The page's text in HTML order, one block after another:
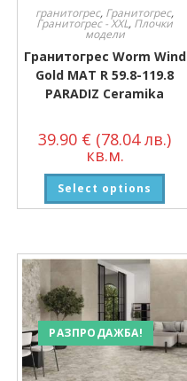
гранитогрес, Гранитогрес,
Гранитогрес - XXL, Плочки
модели
Гранитогрес Worm Wind
Gold MAT R 59.8-119.8
PARADIZ Ceramika
39.90 € (78.04 лв.)
кв.м.
Select options
РАЗПРОДАЖБА!